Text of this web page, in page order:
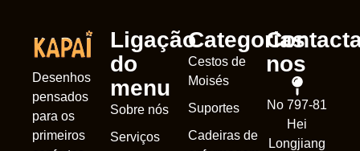
Desenhos
pensados
para os
primeiros
Ligação
do
menu
Sobre nós
Serviços
Categorias
Cestos de
Moisés
Suportes
Cadeiras de
nos
No 797-81
Hei
Longjiang